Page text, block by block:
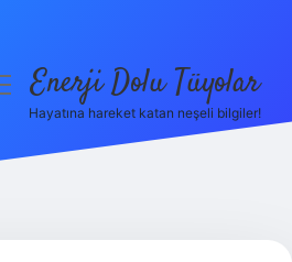
Enerji Dolu Tüyolar
Hayatına hareket katan neşeli bilgiler!